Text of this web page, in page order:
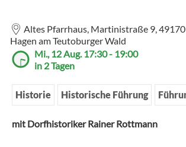
Altes Pfarrhaus, Martinistraße 9,49170
Hagen am Teutoburger Wald
Mi., 12 Aug. 17:30 - 19:00
in 2 Tagen
Historie Historische Führung
mit Dorfhistoriker Rainer Rottmann